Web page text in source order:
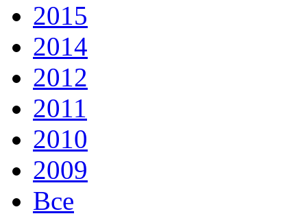
2015
2014
2012
2011
2010
2009
Все